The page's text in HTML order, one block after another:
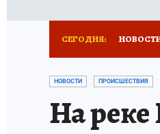
СЕГОДНЯ:
НОВОСТИ ПРОИСШЕСТВИЯ
На